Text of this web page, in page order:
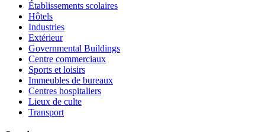
Établissements scolaires
Hôtels
Industries
Extérieur
Governmental Buildings
Centre commerciaux
Sports et loisirs
Immeubles de bureaux
Centres hospitaliers
Lieux de culte
Transport